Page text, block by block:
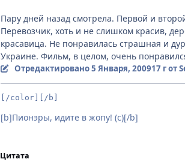
Пару дней назад смотрела. Первой и
Перевозчик, хоть и не слишком красив,
красавица. Не понравилась страшная и
Украине. Фильм, в целом, очень
Отредактировано5 Января, 200917 гот
[/color][/b]
[b]Пионэры, идите в жопу! (с)[/b]
Цитата